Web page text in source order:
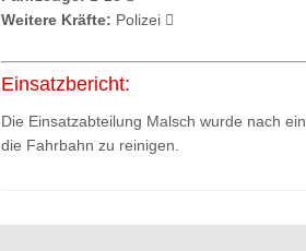
Weitere Kräfte: Polizei
Einsatzbericht:
Die Einsatzabteilung Malsch wurde nach
die Fahrbahn zu reinigen.